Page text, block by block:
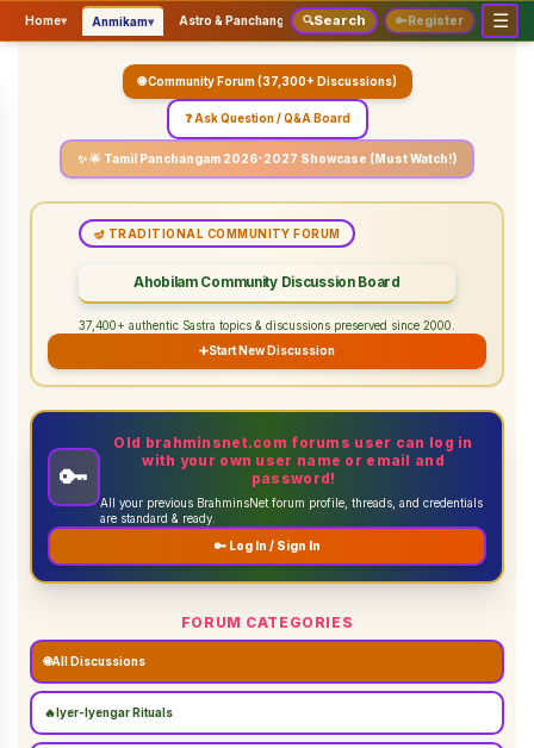
Home▾ Anmikam▾ Astro & Panchangam▾ Vaidhikam & Sastram▾
🔍Search 🔑Register ☰
🌐 Community Forum (37,300+ Discussions)
❓ Ask Question / Q&A Board
✨ 🌟 Tamil Panchangam 2026-2027 Showcase (Must Watch!)
🪔 TRADITIONAL COMMUNITY FORUM
Ahobilam Community Discussion Board
37,400+ authentic Sastra topics & discussions preserved since 2000.
➕Start New Discussion
🔑
Old brahminsnet.com forums user can log in
with your own user name or email and
password!
All your previous BrahminsNet forum profile, threads, and credentials
are standard & ready.
🔑 Log In / Sign In
FORUM CATEGORIES
🌐All Discussions
🔥 Iyer-Iyengar Rituals